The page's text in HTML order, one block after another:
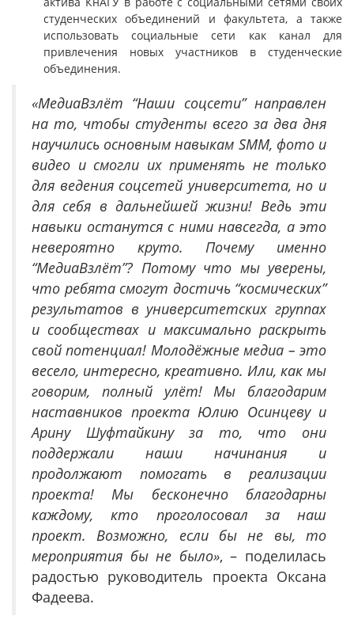
студенческих объединений и факультета, а также
использовать социальные сети как канал для
привлечения новых участников в студенческие
объединения.
«МедиаВзлёт “Наши соцсети” направлен
на то, чтобы студенты всего за два дня
научились основным навыкам SMM, фото и
видео и смогли их применять не только
для ведения соцсетей университета, но и
для себя в дальнейшей жизни! Ведь эти
навыки останутся с ними навсегда, а это
невероятно круто. Почему именно
“МедиаВзлёт”? Потому что мы уверены,
что ребята смогут достичь “космических”
результатов в университетских группах
и сообществах и максимально раскрыть
свой потенциал! Молодёжные медиа – это
весело, интересно, креативно. Или, как мы
говорим, полный улёт! Мы благодарим
наставников проекта Юлию Осинцеву и
Арину Шуфтайкину за то, что они
поддержали наши начинания и
продолжают помогать в реализации
проекта! Мы бесконечно благодарны
каждому, кто проголосовал за наш
проект. Возможно, если бы не вы, то
мероприятия бы не было», – поделилась
радостью руководитель проекта Оксана
Фадеева.